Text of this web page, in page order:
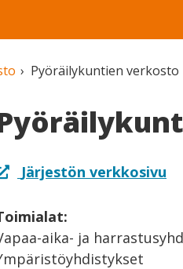
Pyöräilykuntien verkosto
Järjestön verkkosivu
aika- ja